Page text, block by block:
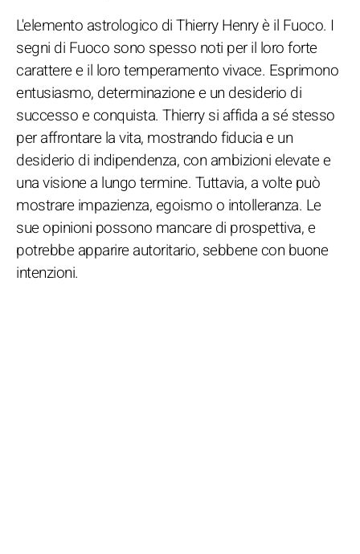
L'elemento astrologico di Thierry Henry è il Fuoco. I
segni di Fuoco sono spesso noti per il loro forte
carattere e il loro temperamento vivace. Esprimono
entusiasmo, determinazione e un desiderio di
successo e conquista. Thierry si affida a sé stesso
per affrontare la vita, mostrando fiducia e un
desiderio di indipendenza, con ambizioni elevate e
una visione a lungo termine. Tuttavia, a volte può
mostrare impazienza, egoismo o intolleranza. Le
sue opinioni possono mancare di prospettiva, e
potrebbe apparire autoritario, sebbene con buone
intenzioni.